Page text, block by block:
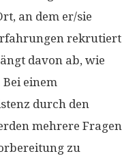
an dem er/sie
rekrutiert
davon ab, wie
einem
durch den
mehrere Fragen
zu